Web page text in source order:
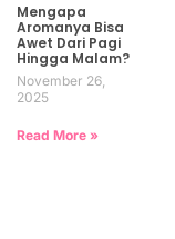
Mengapa
Aromanya Bisa
Awet Dari Pagi
Hingga Malam?
November 26,
2025
Read More »